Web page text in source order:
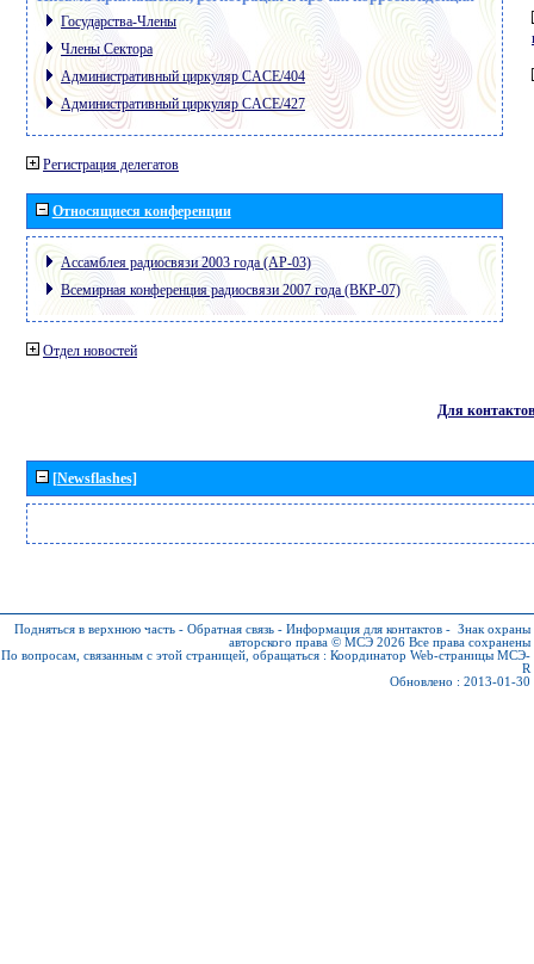
Государства-Члены
Члены Сектора
Административный циркуляр CACE/404
Административный циркуляр CACE/427
Регистрация делегатов
Относящиеся конференции
Ассамблея радиосвязи 2003 года (АР-03)
Всемирная конференция радиосвязи 2007 года (ВКР-07)
Отдел новостей
Для контактов
[Newsflashes]
Подняться в верхнюю часть - Обратная связь - Информация для контактов - Знак охраны
авторского права © МСЭ 2026 Все права сохранены
По вопросам, связанным с этой страницей, обращаться : Координатор Web-страницы МСЭ-
R
Обновлено : 2013-01-30